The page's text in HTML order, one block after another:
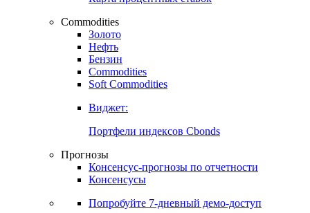
Commodities
Золото
Нефть
Бензин
Commodities
Soft Commodities
Виджет:
Портфели индексов Cbonds
Прогнозы
Консенсус-прогнозы по отчетности
Консенсусы
Попробуйте 7-дневный демо-доступ